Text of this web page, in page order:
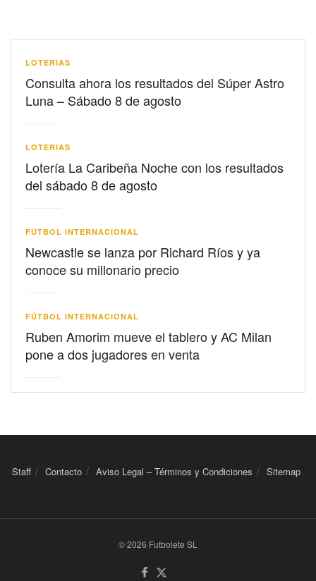
LOTERIAS
Consulta ahora los resultados del Súper Astro
Luna – Sábado 8 de agosto
LOTERIAS
Lotería La Caribeña Noche con los resultados
del sábado 8 de agosto
FÚTBOL INTERNACIONAL
Newcastle se lanza por Richard Ríos y ya
conoce su millonario precio
FÚTBOL INTERNACIONAL
Ruben Amorim mueve el tablero y AC Milan
pone a dos jugadores en venta
Staff Contacto Aviso Legal – Términos y Condiciones Sitemap
© 2026 Futbolete SL